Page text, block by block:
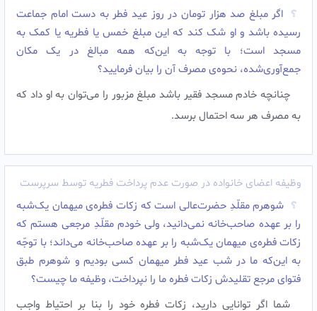
اگر مبلغ صد هزار تومان در روز عید فطر به دست امام جماعت
رسیده باشد و او شک کند که این مبلغ خمس یا فطریه یا کمک به
مسجد است؛ با توجه به این‌که همه مبالغ در یک مکان
جمع‌آوری‌شده، نحوه‌ی مصرف آن را بیان فرمایید؟
چنانچه خادم مسجد فقیر باشد مبلغ مزبور را می‌توان به او داد که
به مصرف هر سه احتمال برسد.
وظیفه اعضای خانواده در صورت عدم پرداخت فطریه توسط سرپرست
شوهرم مقلّدِ حضرت‌عالی است که زکات فطره‌ی میهمان ‌یک‌شبه
را بر عهده صاحب‌خانه نمى‌دانید، ولى خودم مقلّدِ مرجعى هستم که
زکات فطره‌ی میهمان ‌یک‌شبه را بر عهده صاحب‌خانه مى‌داند؛ با توجّه
به این‌که ما در شب عید فطر میهمان کسى بودیم و شوهرم طبق
فتواى مرجع تقلیدش زکات فطره ما را نپرداخت، وظیفه ما چیست؟
شما اگر توانایى دارید، زکات فطره خود را بنا بر احتیاط واجب